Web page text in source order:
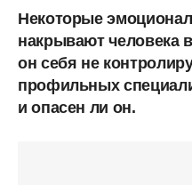
Некоторые
накрывают человека
он себя не
профильных
и опасен ли он.